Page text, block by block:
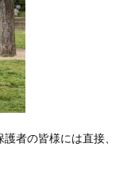
者の皆様には直接、